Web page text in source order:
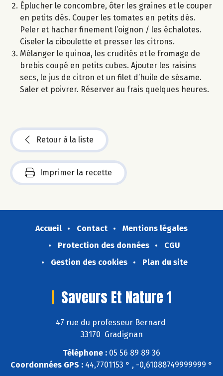
Éplucher le concombre, ôter les graines et le couper
en petits dés. Couper les tomates en petits dés.
Peler et hacher finement l’oignon / les échalotes.
Ciseler la ciboulette et presser les citrons.
Mélanger le quinoa, les crudités et le fromage de
brebis coupé en petits cubes. Ajouter les raisins
secs, le jus de citron et un filet d’huile de sésame.
Saler et poivrer. Réserver au frais quelques heures.
Retour à la liste
Imprimer la recette
Accueil Contact
Mentions légales
Protection des données
CGU
Gestion des cookies
Plan du site
Saveurs Et Nature 1
47 rue du professeur Bernard
33170 Gradignan
Téléphone : 05 56 89 89 36
Coordonnées GPS : 44,7701153 ° , -0,61088749999999 °